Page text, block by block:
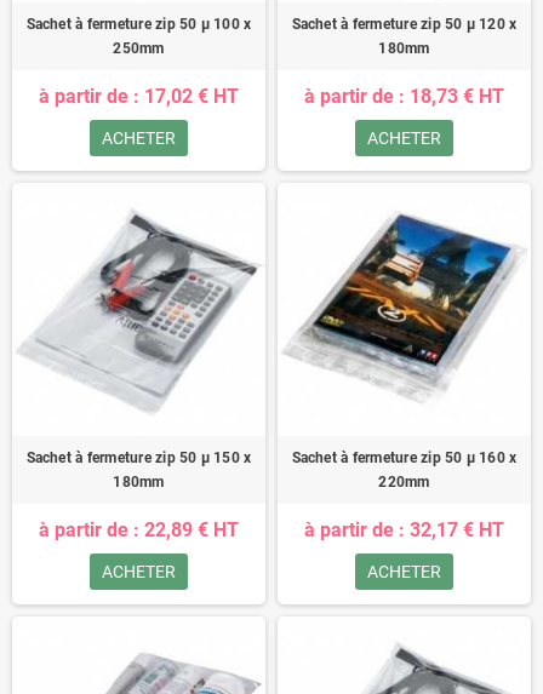
Sachet à fermeture zip 50 µ 100 x
250mm
à partir de : 17,02 € HT
ACHETER
Sachet à fermeture zip 50 µ 120 x
180mm
à partir de : 18,73 € HT
ACHETER
Sachet à fermeture zip 50 µ 150 x
180mm
à partir de : 22,89 € HT
ACHETER
Sachet à fermeture zip 50 µ 160 x
220mm
à partir de : 32,17 € HT
ACHETER